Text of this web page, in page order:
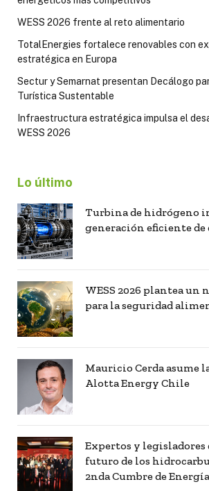
WESS 2026 frente al reto alimentario
TotalEnergies fortalece renovables con
estratégica en Europa
Sectur y Semarnat presentan Decálogo
Turística Sustentable
Infraestructura estratégica impulsa el
WESS 2026
Lo último
Turbina de hidrógeno
generación eficiente
WESS 2026 plantea un
para la seguridad
Mauricio Cerda asume
Alotta Energy Chile
Expertos y legisladores
futuro de los
2nda Cumbre de Energía